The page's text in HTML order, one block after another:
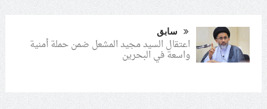
سابق
اعتقال السيد مجيد المشعل ضمن حملة أمنية
واسعة في البحرين